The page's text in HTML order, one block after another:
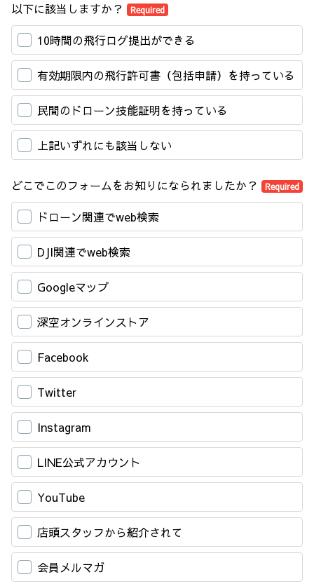
以下に該当しますか？ Required
10時間の飛行ログ提出ができる
有効期限内の飛行許可書（包括申請）を持っている
民間のドローン技能証明を持っている
上記いずれにも該当しない
どこでこのフォームをお知りになられましたか？ Required
ドローン関連でweb検索
DJI関連でweb検索
Googleマップ
深空オンラインストア
Facebook
Twitter
Instagram
LINE公式アカウント
YouTube
店頭スタッフから紹介されて
会員メルマガ